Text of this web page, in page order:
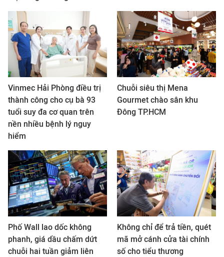
Vinmec Hải Phòng điều trị
thành công cho cụ bà 93
tuổi suy đa cơ quan trên
nền nhiều bệnh lý nguy
hiểm
Chuỗi siêu thị Mena
Gourmet chào sân khu
Đông TP.HCM
Phố Wall lao dốc không
phanh, giá dầu chấm dứt
chuỗi hai tuần giảm liên
Không chỉ để trả tiền, quét
mã mở cánh cửa tài chính
số cho tiểu thương